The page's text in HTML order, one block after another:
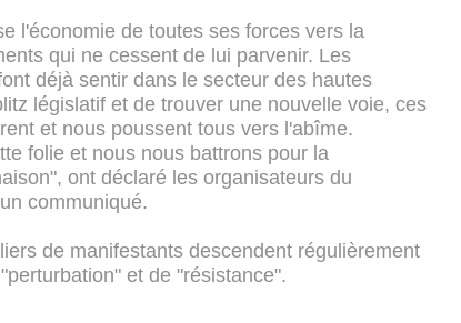
l'économie de toutes ses forces vers la
qui ne cessent de lui parvenir. Les
déjà sentir dans le secteur des hautes
législatif et de trouver une nouvelle voie, ces
et nous poussent tous vers l'abîme.
folie et nous nous battrons pour la
ont déclaré les organisateurs du
communiqué.
de manifestants descendent régulièrement
et de "résistance".